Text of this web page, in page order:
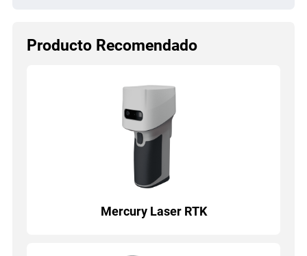
Producto Recomendado
Mercury Laser RTK